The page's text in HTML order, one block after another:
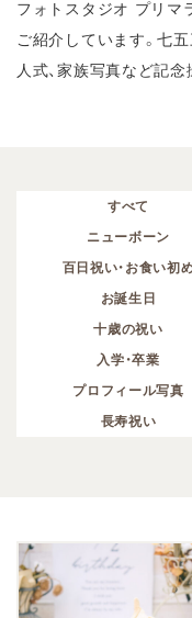
フォトスタジオ プリマ
ご紹介しています。七五
人式、家族写真など記
すべて
ニューボーン
百日祝い・お食い初
お誕生日
十歳の祝い
入学・卒業
プロフィール写真
長寿祝い